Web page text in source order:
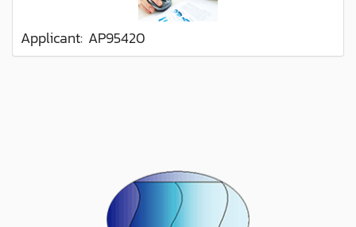
Applicant: AP95420